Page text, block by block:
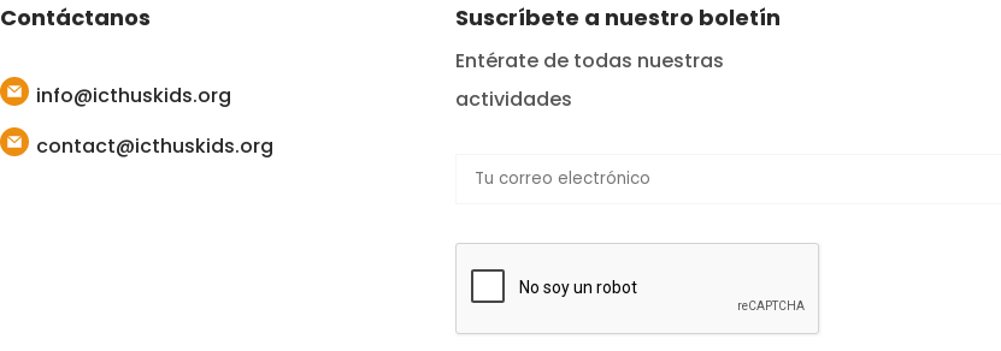
Contáctanos
info@icthuskids.org
contact@icthuskids.org
Suscríbete a nuestro boletín
Entérate de todas nuestras
actividades